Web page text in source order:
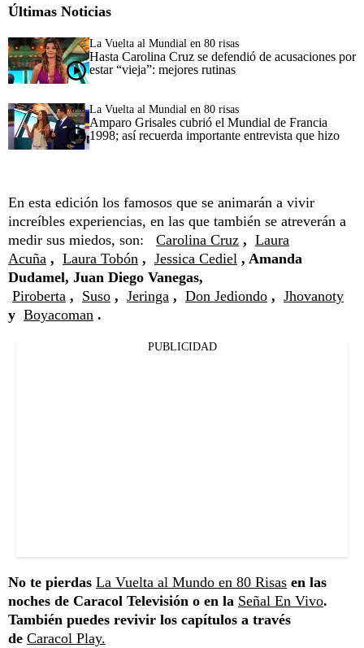
Últimas Noticias
La Vuelta al Mundial en 80 risas
Hasta Carolina Cruz se defendió de acusaciones por
estar “vieja”: mejores rutinas
La Vuelta al Mundial en 80 risas
Amparo Grisales cubrió el Mundial de Francia
1998; así recuerda importante entrevista que hizo
En esta edición los famosos que se animarán a vivir
increíbles experiencias, en las que también se atreverán a
medir sus miedos, son:
Carolina Cruz , Laura
Acuña , Laura Tobón , Jessica Cediel , Amanda
Dudamel, Juan Diego Vanegas,
Piroberta , Suso , Jeringa , Don Jediondo , Jhovanoty
y Boyacoman .
PUBLICIDAD
No te pierdas La Vuelta al Mundo en 80 Risas en las
noches de Caracol Televisión o en la Señal En Vivo.
También puedes revivir los capítulos a través
de Caracol Play.